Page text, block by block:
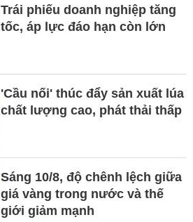
Trái phiếu doanh nghiệp tăng
tốc, áp lực đáo hạn còn lớn
'Cầu nối' thúc đẩy sản xuất lúa
chất lượng cao, phát thải thấp
Sáng 10/8, độ chênh lệch giữa
giá vàng trong nước và thế
giới giảm mạnh